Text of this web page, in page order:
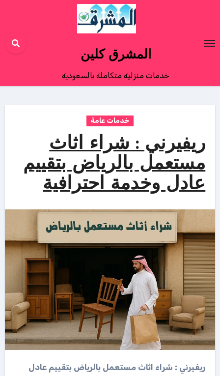
المشرق كلين
خدمات منزلية متكاملة بالسعودية
خدمات عامة
ريفيرني : شراء اثاث
مستعمل بالرياض بتقييم
عادل وخدمة احترافية
ريفيرني : شراء اثاث مستعمل بالرياض بتقييم عادل